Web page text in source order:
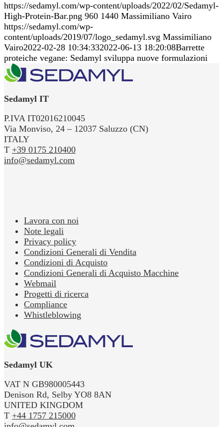
https://sedamyl.com/wp-content/uploads/2022/02/Sedamyl-
High-Protein-Bar.png 960 1440 Massimiliano Vairo
https://sedamyl.com/wp-
content/uploads/2019/07/logo_sedamyl.svg Massimiliano
Vairo2022-02-28 10:34:332022-06-13 18:20:08Barrette
proteiche vegane: Sedamyl sviluppa nuove formulazioni
Sedamyl IT
P.IVA IT02016210045
Via Monviso, 24 – 12037 Saluzzo (CN)
ITALY
T +39 0175 210400
info@sedamyl.com
Lavora con noi
Note legali
Privacy policy
Condizioni Generali di Vendita
Condizioni di Acquisto
Condizioni Generali di Acquisto Macchine
Webmail
Progetti di ricerca
Compliance
Whistleblowing
Sedamyl UK
VAT N GB980005443
Denison Rd, Selby YO8 8AN
UNITED KINGDOM
T +44 1757 215000